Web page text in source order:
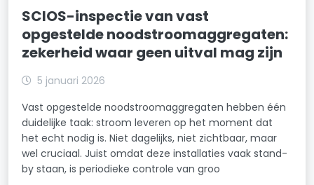
SCIOS-inspectie van vast
opgestelde noodstroomaggregaten:
zekerheid waar geen uitval mag zijn
5 januari 2026
Vast opgestelde noodstroomaggregaten hebben één
duidelijke taak: stroom leveren op het moment dat
het echt nodig is. Niet dagelijks, niet zichtbaar, maar
wel cruciaal. Juist omdat deze installaties vaak stand-
by staan, is periodieke controle van groo